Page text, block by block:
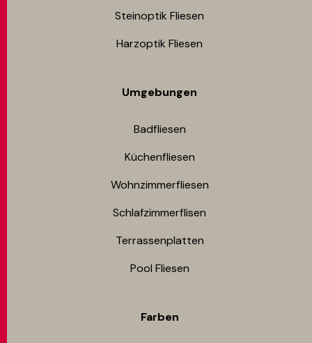
Steinoptik Fliesen
Harzoptik Fliesen
Umgebungen
Badfliesen
Küchenfliesen
Wohnzimmerfliesen
Schlafzimmerflisen
Terrassenplatten
Pool Fliesen
Farben